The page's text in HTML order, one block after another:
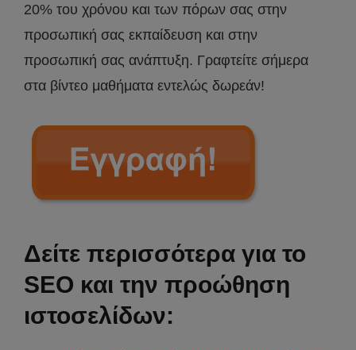
20% του χρόνου και των πόρων σας στην
προσωπική σας εκπαίδευση και στην
προσωπική σας ανάπτυξη. Γραφτείτε σήμερα
στα βίντεο μαθήματα εντελώς δωρεάν!
Δείτε περισσότερα για το
SEO και την προώθηση
ιστοσελίδων: